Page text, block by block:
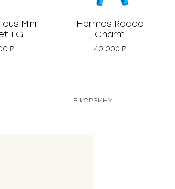
Mini
LG
₽
Hermes Rodeo
Charm
40 000₽
В КОРЗИНУ